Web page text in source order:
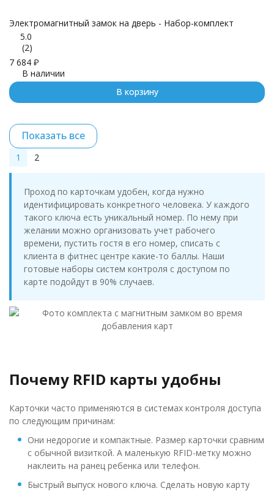
Электромагнитный замок на дверь - Набор-комплект
5.0
(2)
7 684 ₽
В наличии
В корзину
Показать все
1 2
Проход по карточкам удобен, когда нужно
идентифицировать конкретного человека. У каждого
такого ключа есть уникальный номер. По нему при
желании можно организовать учет рабочего
времени, пустить гостя в его номер, списать с
клиента в фитнес центре какие-то баллы. Наши
готовые наборы систем контроля с доступом по
карте подойдут в 90% случаев.
Почему RFID карты удобны
Карточки часто применяются в системах контроля доступа
по следующим причинам:
Они недорогие и компактные. Размер карточки сравним
с обычной визиткой. А маленькую RFID-метку можно
наклеить на ранец ребенка или телефон.
Быстрый выпуск нового ключа. Сделать новую карту